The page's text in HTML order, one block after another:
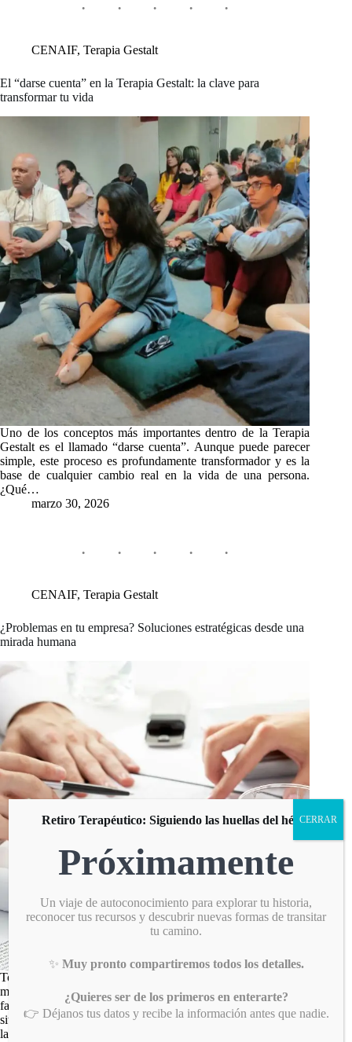
CENAIF, Terapia Gestalt
El “darse cuenta” en la Terapia Gestalt: la clave para
transformar tu vida
Uno de los conceptos más importantes dentro de la Terapia
Gestalt es el llamado “darse cuenta”. Aunque puede parecer
simple, este proceso es profundamente transformador y es la
base de cualquier cambio real en la vida de una persona.
¿Qué…
marzo 30, 2026
CENAIF, Terapia Gestalt
¿Problemas en tu empresa? Soluciones estratégicas desde una
mirada humana
Toda organización, sin importar su tamaño, atraviesa
momentos de dificultad. Conflictos internos, baja motivación,
fallas en la comunicación o desgaste del liderazgo son
situaciones comunes que, si no se atienden a tiempo, impactan
la productividad y el clima laboral. La…
Retiro Terapéutico: Siguiendo las huellas del héroe
Próximamente
Un viaje de autoconocimiento para explorar tu historia,
reconocer tus recursos y descubrir nuevas formas de transitar
tu camino.
✨ Muy pronto compartiremos todos los detalles.
¿Quieres ser de los primeros en enterarte?
👉 Déjanos tus datos y recibe la información antes que nadie.
CERRAR